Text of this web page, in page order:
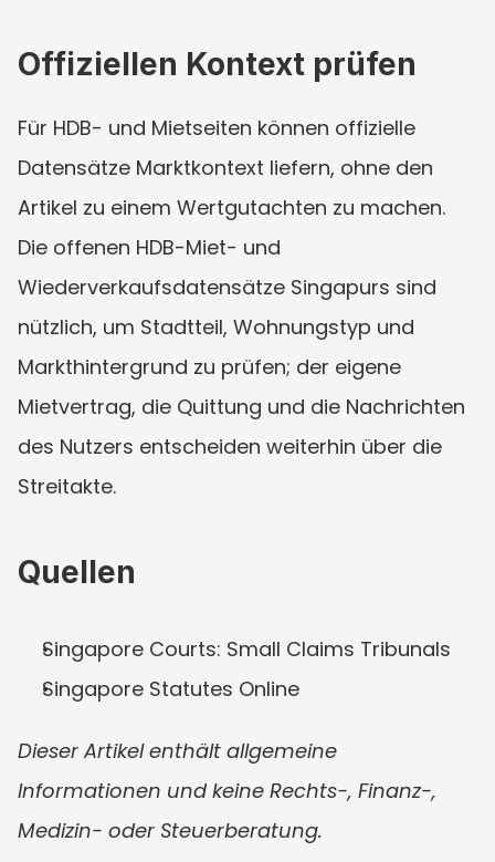
Offiziellen Kontext prüfen
Für HDB- und Mietseiten können offizielle
Datensätze Marktkontext liefern, ohne den
Artikel zu einem Wertgutachten zu machen.
Die offenen HDB-Miet- und
Wiederverkaufsdatensätze Singapurs sind
nützlich, um Stadtteil, Wohnungstyp und
Markthintergrund zu prüfen; der eigene
Mietvertrag, die Quittung und die Nachrichten
des Nutzers entscheiden weiterhin über die
Streitakte.
Quellen
Singapore Courts: Small Claims Tribunals
Singapore Statutes Online
Dieser Artikel enthält allgemeine
Informationen und keine Rechts-, Finanz-,
Medizin- oder Steuerberatung.